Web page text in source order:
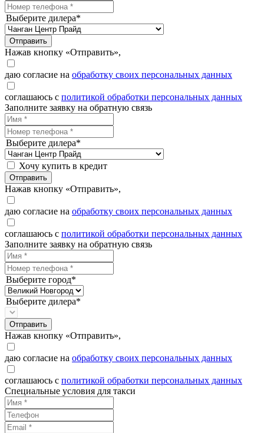
Выберите дилера*
Отправить
Нажав кнопку «Отправить»,
даю согласие на обработку своих персональных данных
соглашаюсь с политикой обработки персональных данных
Заполните заявку на обратную связь
Выберите дилера*
Хочу купить в кредит
Отправить
Нажав кнопку «Отправить»,
даю согласие на обработку своих персональных данных
соглашаюсь с политикой обработки персональных данных
Заполните заявку на обратную связь
Выберите город*
Выберите дилера*
Отправить
Нажав кнопку «Отправить»,
даю согласие на обработку своих персональных данных
соглашаюсь с политикой обработки персональных данных
Специальные условия для такси